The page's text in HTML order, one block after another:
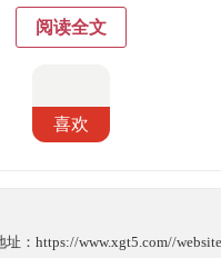
阅读全文
喜欢
：https://www.xgt5.com//